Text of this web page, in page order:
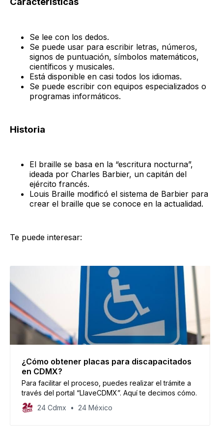
Se lee con los dedos.
Se puede usar para escribir letras, números,
signos de puntuación, símbolos matemáticos,
científicos y musicales.
Está disponible en casi todos los idiomas.
Se puede escribir con equipos especializados o
programas informáticos.
Historia
El braille se basa en la “escritura nocturna”,
ideada por Charles Barbier, un capitán del
ejército francés.
Louis Braille modificó el sistema de Barbier para
crear el braille que se conoce en la actualidad.
Te puede interesar:
¿Cómo obtener placas para discapacitados
en CDMX?
Para facilitar el proceso, puedes realizar el trámite a
través del portal “LlaveCDMX”. Aquí te decimos cómo.
24 Cdmx
24 México